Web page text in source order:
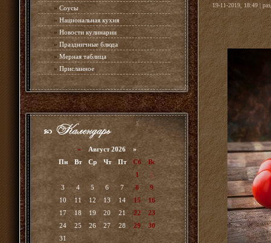
» Соусы
» Национальная кухня
» Новости кулинарии
» Праздничные блюда
» Мерная таблица
» Присланное
« Август 2026 »
Пн
Вт Ср Чт Пт Сб
Вс
1
2
3
4 5 6 7 8
9
10
11 12 13 14 15
16
17
18 19 20 21 22
23
24
25 26 27 28 29
30
31
19-11-2019, 18:49 |